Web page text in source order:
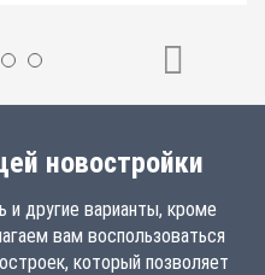
новостройки
и другие варианты, кроме
вам воспользоваться
который позволяет